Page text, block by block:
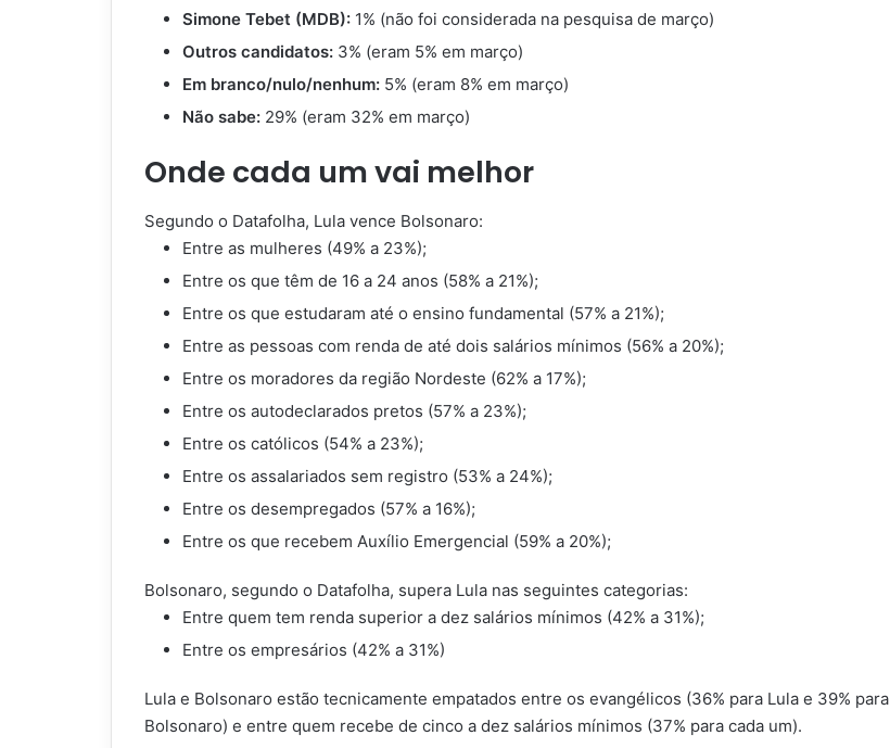
Simone Tebet (MDB): 1% (não foi considerada na pesquisa de março)
Outros candidatos: 3% (eram 5% em março)
Em branco/nulo/nenhum: 5% (eram 8% em março)
Não sabe: 29% (eram 32% em março)
Onde cada um vai melhor
Segundo o Datafolha, Lula vence Bolsonaro:
Entre as mulheres (49% a 23%);
Entre os que têm de 16 a 24 anos (58% a 21%);
Entre os que estudaram até o ensino fundamental (57% a 21%);
Entre as pessoas com renda de até dois salários mínimos (56% a 20%);
Entre os moradores da região Nordeste (62% a 17%);
Entre os autodeclarados pretos (57% a 23%);
Entre os católicos (54% a 23%);
Entre os assalariados sem registro (53% a 24%);
Entre os desempregados (57% a 16%);
Entre os que recebem Auxílio Emergencial (59% a 20%);
Bolsonaro, segundo o Datafolha, supera Lula nas seguintes categorias:
Entre quem tem renda superior a dez salários mínimos (42% a 31%);
Entre os empresários (42% a 31%)
Lula e Bolsonaro estão tecnicamente empatados entre os evangélicos (36% para Lula e 39% para
Bolsonaro) e entre quem recebe de cinco a dez salários mínimos (37% para cada um).